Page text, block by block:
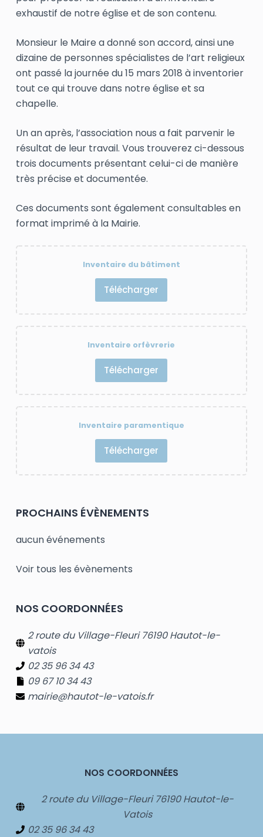
exhaustif de notre église et de son contenu.
Monsieur le Maire a donné son accord, ainsi une
dizaine de personnes spécialistes de l’art religieux
ont passé la journée du 15 mars 2018 à inventorier
tout ce qui trouve dans notre église et sa
chapelle.
Un an après, l’association nous a fait parvenir le
résultat de leur travail. Vous trouverez ci-dessous
trois documents présentant celui-ci de manière
très précise et documentée.
Ces documents sont également consultables en
format imprimé à la Mairie.
Inventaire du bâtiment
Télécharger
Inventaire orfèvrerie
Télécharger
Inventaire paramentique
Télécharger
PROCHAINS ÉVÈNEMENTS
aucun événements
Voir tous les évènements
NOS COORDONNÉES
2 route du Village-Fleuri 76190 Hautot-le-
vatois
02 35 96 34 43
09 67 10 34 43
mairie@hautot-le-vatois.fr
NOS COORDONNÉES
2 route du Village-Fleuri 76190 Hautot-le-
Vatois
02 35 96 34 43